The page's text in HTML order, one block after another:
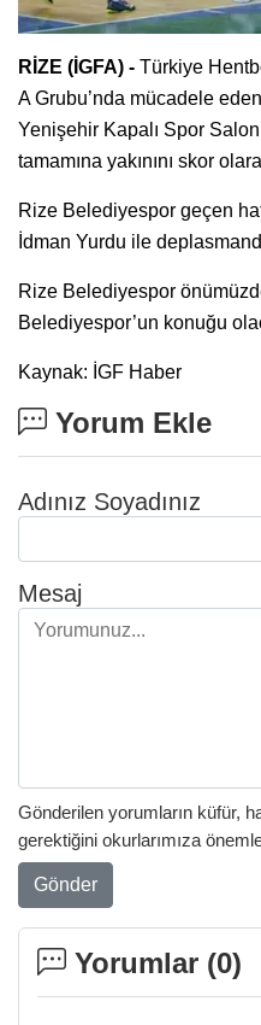
RİZE (İGFA) - Türkiye
A Grubu’nda mücadele
Yenişehir Kapalı Spor
tamamına yakınını skor
Rize Belediyespor geçen
İdman Yurdu ile
Rize Belediyespor
Belediyespor’un konuğu
Kaynak: İGF Haber
Yorum Ekle
Adınız Soyadınız
Mesaj
Gönderilen yorumların küfür,
gerektiğini okurlarımıza önemle
Gönder
Yorumlar (0)